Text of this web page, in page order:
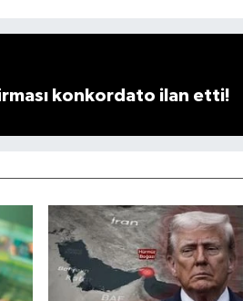
konkordato ilan etti!